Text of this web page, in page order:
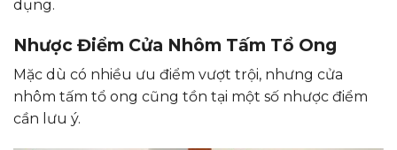
dụng.
Nhược Điểm Cửa Nhôm Tấm Tổ Ong
Mặc dù có nhiều ưu điểm vượt trội, nhưng cửa
nhôm tấm tổ ong cũng tồn tại một số nhược điểm
cần lưu ý.